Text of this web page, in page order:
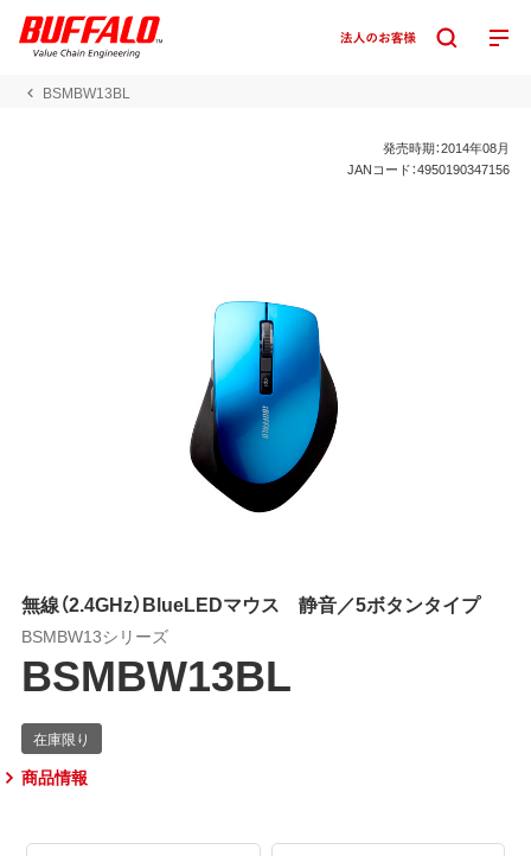
BSMBW13BL
発売時期：2014年08月
JANコード：4950190347156
無線（2.4GHz）BlueLEDマウス 静音／5ボタンタイプ
BSMBW13シリーズ
BSMBW13BL
商品情報